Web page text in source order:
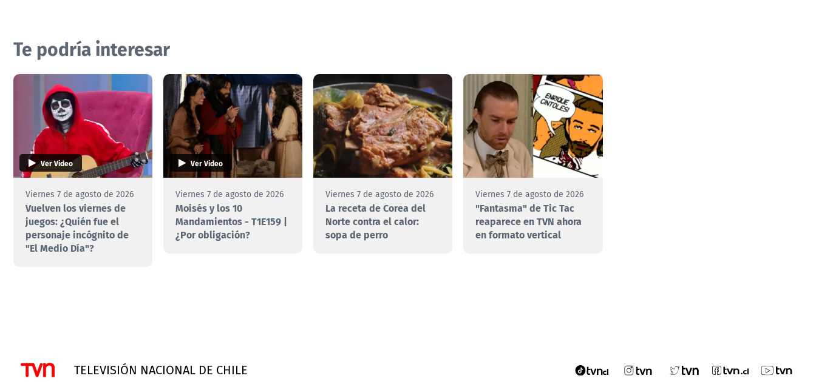
Te podría interesar
Ver Video
Viernes 7 de agosto de 2026
Vuelven los viernes de
juegos: ¿Quién fue el
personaje incógnito de
"El Medio Día"?
Ver Video
Viernes 7 de agosto de 2026
Moisés y los 10
Mandamientos - T1E159 |
¿Por obligación?
Viernes 7 de agosto de 2026
La receta de Corea del
Norte contra el calor:
sopa de perro
Viernes 7 de agosto de 2026
"Fantasma" de Tic Tac
reaparece en TVN ahora
en formato vertical
TELEVISIÓN NACIONAL DE CHILE